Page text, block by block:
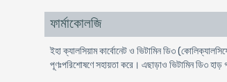
ফার্মাকোলজি
ইহা ক্যালসিয়াম কার্বোনেট ও ভিটামিন ডি৩
পূণঃপরিশোষণে সহায়তা করে। এছাড়াও ভিটামিন ডি৩ হাড়